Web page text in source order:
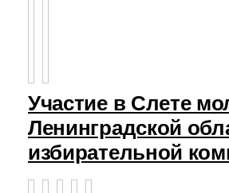
Участие в Слете
Ленинградской
избирательной